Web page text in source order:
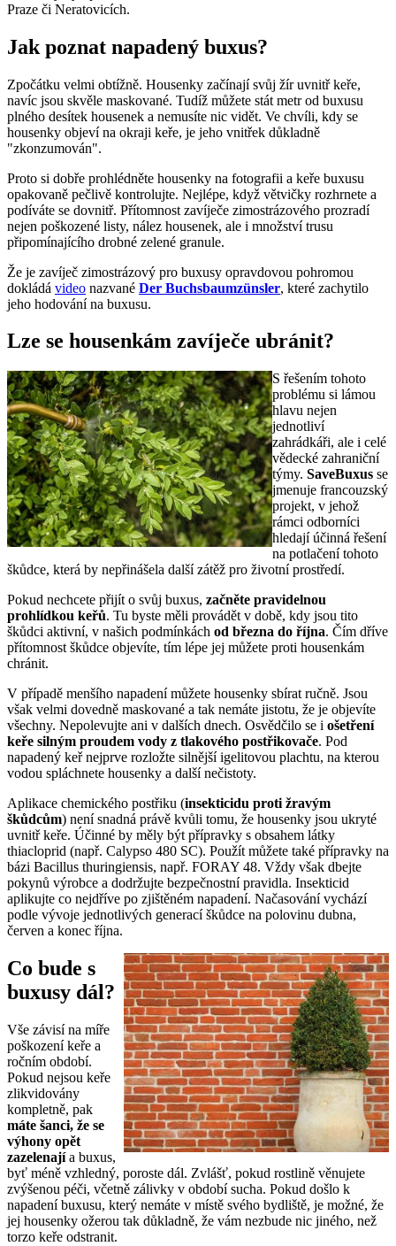
Praze či Neratovicích.
Jak poznat napadený buxus?
Zpočátku velmi obtížně. Housenky začínají svůj žír uvnitř keře,
navíc jsou skvěle maskované. Tudíž můžete stát metr od buxusu
plného desítek housenek a nemusíte nic vidět. Ve chvíli, kdy se
housenky objeví na okraji keře, je jeho vnitřek důkladně
"zkonzumován".
Proto si dobře prohlédněte housenky na fotografii a keře buxusu
opakovaně pečlivě kontrolujte. Nejlépe, když větvičky rozhrnete a
podíváte se dovnitř. Přítomnost zavíječe zimostrázového prozradí
nejen poškozené listy, nález housenek, ale i množství trusu
připomínajícího drobné zelené granule.
Že je zavíječ zimostrázový pro buxusy opravdovou pohromou
dokládá video nazvané Der Buchsbaumzünsler, které zachytilo
jeho hodování na buxusu.
Lze se housenkám zavíječe ubránit?
S řešením tohoto
problému si lámou
hlavu nejen
jednotliví
zahrádkáři, ale i celé
vědecké zahraniční
týmy. SaveBuxus se
jmenuje francouzský
projekt, v jehož
rámci odborníci
hledají účinná řešení
na potlačení tohoto
škůdce, která by nepřinášela další zátěž pro životní prostředí.
Pokud nechcete přijít o svůj buxus, začněte pravidelnou
prohlídkou keřů. Tu byste měli provádět v době, kdy jsou tito
škůdci aktivní, v našich podmínkách od března do října. Čím dříve
přítomnost škůdce objevíte, tím lépe jej můžete proti housenkám
chránit.
V případě menšího napadení můžete housenky sbírat ručně. Jsou
však velmi dovedně maskované a tak nemáte jistotu, že je objevíte
všechny. Nepolevujte ani v dalších dnech. Osvědčilo se i ošetření
keře silným proudem vody z tlakového postřikovače. Pod
napadený keř nejprve rozložte silnější igelitovou plachtu, na kterou
vodou spláchnete housenky a další nečistoty.
Aplikace chemického postřiku (insekticidu proti žravým
škůdcům) není snadná právě kvůli tomu, že housenky jsou ukryté
uvnitř keře. Účinné by měly být přípravky s obsahem látky
thiacloprid (např. Calypso 480 SC). Použít můžete také přípravky na
bázi Bacillus thuringiensis, např. FORAY 48. Vždy však dbejte
pokynů výrobce a dodržujte bezpečnostní pravidla. Insekticid
aplikujte co nejdříve po zjištěném napadení. Načasování vychází
podle vývoje jednotlivých generací škůdce na polovinu dubna,
červen a konec října.
Co bude s
buxusy dál?
Vše závisí na míře
poškození keře a
ročním období.
Pokud nejsou keře
zlikvidovány
kompletně, pak
máte šanci, že se
výhony opět
zazelenajía buxus,
byť méně vzhledný, poroste dál. Zvlášť, pokud rostlině věnujete
zvýšenou péči, včetně zálivky v období sucha. Pokud došlo k
napadení buxusu, který nemáte v místě svého bydliště, je možné, že
jej housenky ožerou tak důkladně, že vám nezbude nic jiného, než
torzo keře odstranit.